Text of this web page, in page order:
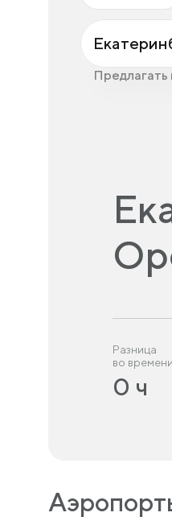
Предлагать
Разница
во времени
0 ч